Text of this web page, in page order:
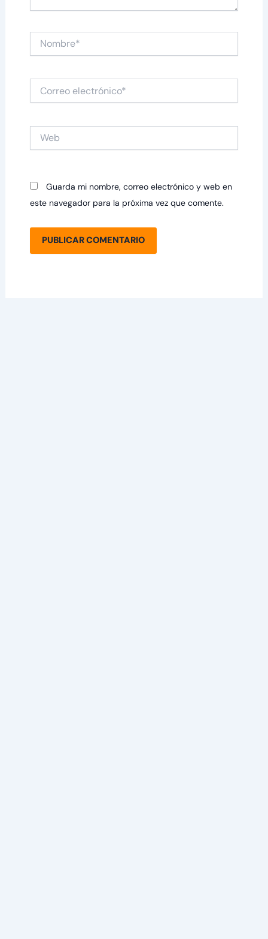
electrónico*
Guarda mi nombre, correo electrónico y web en
este navegador para la próxima vez que comente.